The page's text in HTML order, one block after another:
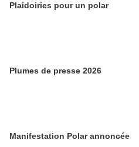
Plaidoiries pour un polar
Plumes de presse 2026
Manifestation Polar annoncée